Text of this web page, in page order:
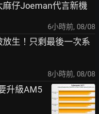
麻仔Joeman代言新機
6小時前, 08/08
生！只剩最後一次系
8小時前, 08/08
升級AM5